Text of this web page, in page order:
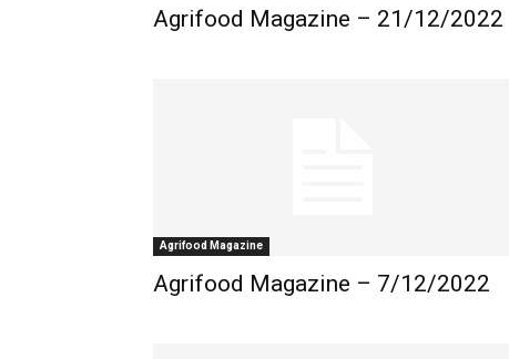
Agrifood Magazine – 21/12/2022
Agrifood Magazine
Agrifood Magazine – 7/12/2022